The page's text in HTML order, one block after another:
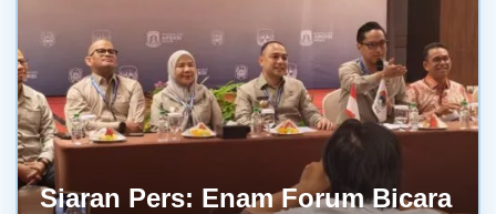
Siaran Pers: Enam Forum Bicara